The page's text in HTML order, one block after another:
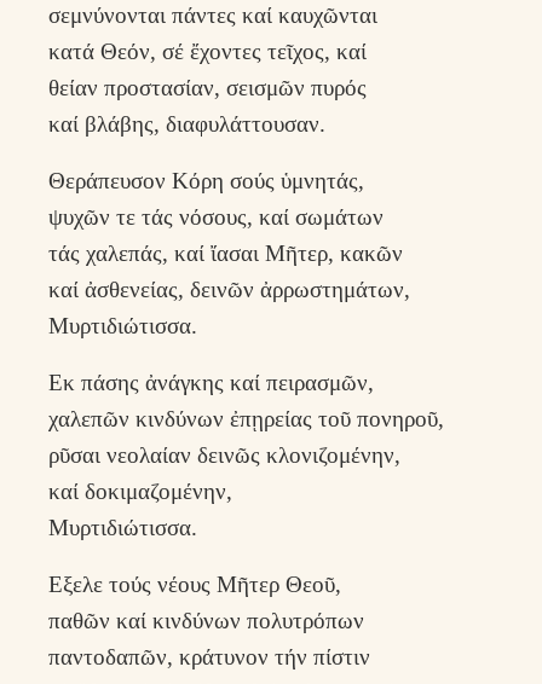
σεμνύνονται πάντες καί καυχῶνται
κατά Θεόν, σέ ἔχοντες τεῖχος, καί
θείαν προστασίαν, σεισμῶν πυρός
καί βλάβης, διαφυλάττουσαν.
Θεράπευσον Κόρη σούς ὑμνητάς,
ψυχῶν τε τάς νόσους, καί σωμάτων
τάς χαλεπάς, καί ἴασαι Μῆτερ, κακῶν
καί ἀσθενείας, δεινῶν ἀρρωστημάτων,
Μυρτιδιώτισσα.
Εκ πάσης ἀνάγκης καί πειρασμῶν,
χαλεπῶν κινδύνων ἐπῃρείας τοῦ πονηροῦ,
ρῦσαι νεολαίαν δεινῶς κλονιζομένην,
καί δοκιμαζομένην,
Μυρτιδιώτισσα.
Εξελε τούς νέους Μῆτερ Θεοῦ,
παθῶν καί κινδύνων πολυτρόπων
παντοδαπῶν, κράτυνον τήν πίστιν